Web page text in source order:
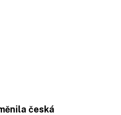
česká